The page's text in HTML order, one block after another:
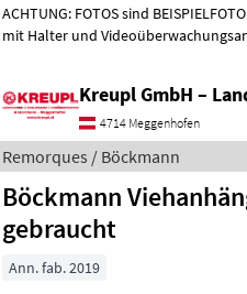
ACHTUNG: FOTOS sind
mit Halter und
Kreupl GmbH –
4714 Meggenhofen
Remorques / Böckmann
Böckmann
gebraucht
Ann. fab. 2019